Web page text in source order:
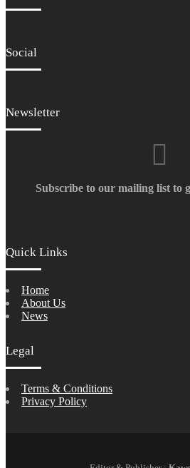
Social
Newsletter
Subscribe to our mailing list to
Quick Links
Home
About Us
News
Legal
Terms & Conditions
Privacy Policy